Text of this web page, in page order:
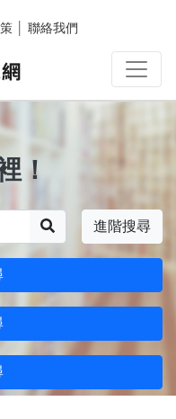
聯絡我們
！
進階搜尋